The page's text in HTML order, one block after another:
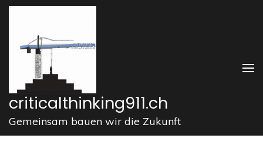
Zum
springen
drücken)
criticalthinking911.ch
Gemeinsam bauen wir die Zukunft